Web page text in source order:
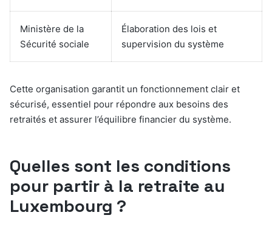
Ministère de la
Sécurité sociale
Élaboration des lois et
supervision du système
Cette organisation garantit un fonctionnement clair et
sécurisé, essentiel pour répondre aux besoins des
retraités et assurer l’équilibre financier du système.
Quelles sont les conditions
pour partir à la retraite au
Luxembourg ?